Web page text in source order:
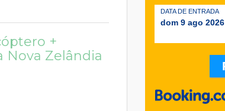
+
Nova Zelândia
DATA DE ENTRADA
dom 9 ago 2026